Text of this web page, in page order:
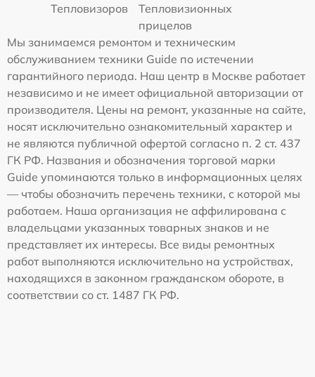
Тепловизоров
Тепловизионных
прицелов
Мы занимаемся ремонтом и техническим
обслуживанием техники Guide по истечении
гарантийного периода. Наш центр в Москве работает
независимо и не имеет официальной авторизации от
производителя. Цены на ремонт, указанные на сайте,
носят исключительно ознакомительный характер и
не являются публичной офертой согласно п. 2 ст. 437
ГК РФ. Названия и обозначения торговой марки
Guide упоминаются только в информационных целях
— чтобы обозначить перечень техники, с которой мы
работаем. Наша организация не аффилирована с
владельцами указанных товарных знаков и не
представляет их интересы. Все виды ремонтных
работ выполняются исключительно на устройствах,
находящихся в законном гражданском обороте, в
соответствии со ст. 1487 ГК РФ.